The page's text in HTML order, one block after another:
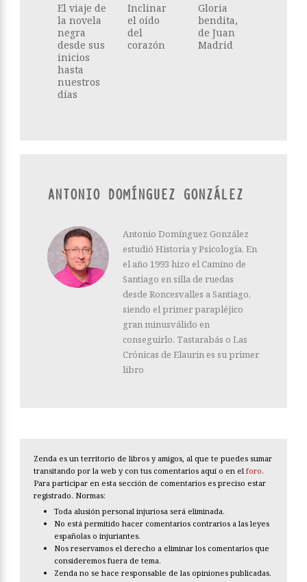
El viaje de
la novela
negra
desde sus
inicios
hasta
nuestros
días
Inclinar
el oído
del
corazón
Gloria
bendita,
de Juan
Madrid
ANTONIO DOMÍNGUEZ GONZÁLEZ
Antonio Domínguez González
estudió Historia y Psicología. En
el año 1993 hizo el Camino de
Santiago en silla de ruedas
desde Roncesvalles a Santiago,
siendo el primer parapléjico
gran minusválido en
conseguirlo. Tastarabás o Las
Crónicas de Elaurin es su primer
libro
Zenda es un territorio de libros y amigos, al que te puedes sumar
transitando por la web y con tus comentarios aquí o en el foro.
Para participar en esta sección de comentarios es preciso estar
registrado. Normas:
Toda alusión personal injuriosa será eliminada.
No está permitido hacer comentarios contrarios a las leyes
españolas o injuriantes.
Nos reservamos el derecho a eliminar los comentarios que
consideremos fuera de tema.
Zenda no se hace responsable de las opiniones publicadas.